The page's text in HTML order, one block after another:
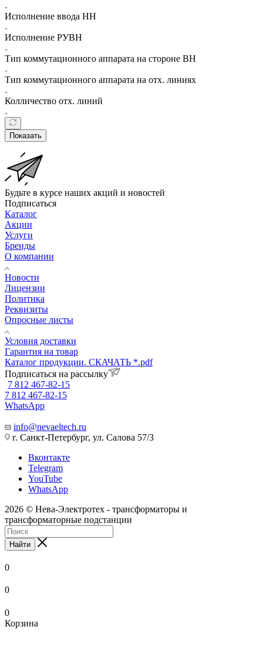
Исполнение ввода НН
Исполнение РУВН
Тип коммутационного аппарата на стороне ВН
Тип коммутационного аппарата на отх. линиях
Колличество отх. линий
Показать
Будьте в курсе наших акций и новостей
Подписаться
Каталог
Акции
Услуги
Бренды
О компании
Новости
Лицензии
Политика
Реквизиты
Опросные листы
Условия доставки
Гарантия на товар
Каталог продукции. СКАЧАТЬ *.pdf
Подписаться на рассылку
7 812 467-82-15
7 812 467-82-15
WhatsApp
info@nevaeltech.ru
г. Санкт-Петербург, ул. Салова 57/3
Вконтакте
Telegram
YouTube
WhatsApp
2026 © Нева-Электротех - трансформаторы и
трансформаторные подстанции
Найти
0
0
0
Корзина